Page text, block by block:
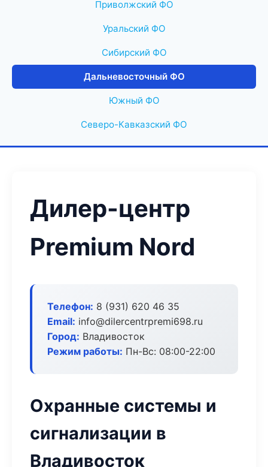
Приволжский ФО
Уральский ФО
Сибирский ФО
Дальневосточный ФО
Южный ФО
Северо-Кавказский ФО
Дилер-центр
Premium Nord
Телефон: 8 (931) 620 46 35
Email: info@dilercentrpremi698.ru
Город: Владивосток
Режим работы: Пн-Вс: 08:00-22:00
Охранные системы и
сигнализации в
Владивосток